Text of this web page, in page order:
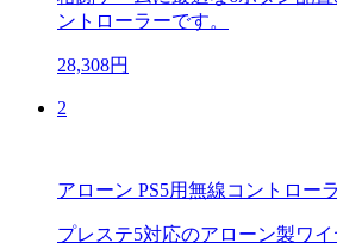
ントローラーです。
28,308円
2
アローン PS5用無線コントロー
プレステ5対応のアローン製ワ